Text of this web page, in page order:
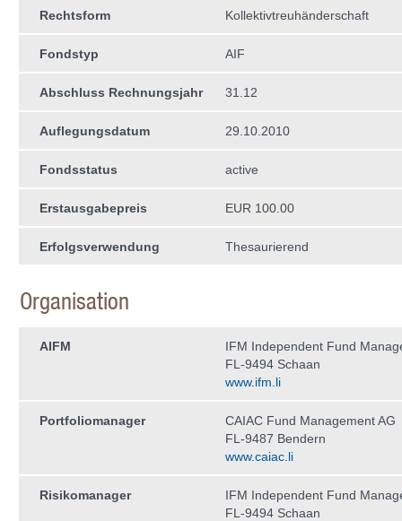
Rechtsform Kollektivtreuhän­derschaft
Fondstyp AIF
Abschluss Rechnungsjahr 31.12
Auflegungsdatum 29.10.2010
Fondsstatus active
Erstausgabepreis EUR 100.00
Erfolgsverwendung Thesaurierend
Organisation
AIFM
IFM Independent Fund
FL-9494 Schaan
www.ifm.li
Portfoliomanager
CAIAC Fund Management AG
FL-9487 Bendern
www.caiac.li
Risikomanager
IFM Independent Fund
FL-9494 Schaan